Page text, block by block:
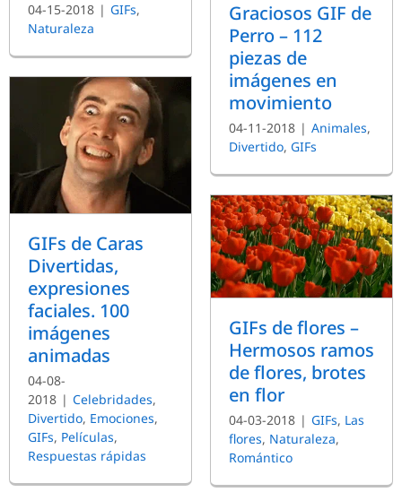
04-15-2018 | GIFs,
Naturaleza
Graciosos GIF de
Perro – 112
piezas de
imágenes en
movimiento
04-11-2018 | Animales,
Divertido, GIFs
GIFs de Caras
Divertidas,
expresiones
faciales. 100
imágenes
animadas
04-08-
2018 | Celebridades,
Divertido, Emociones,
GIFs, Películas,
Respuestas rápidas
GIFs de flores –
Hermosos ramos
de flores, brotes
en flor
04-03-2018 | GIFs, Las
flores, Naturaleza,
Romántico